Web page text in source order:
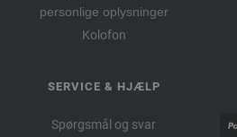
personlige oplysninger
Kolofon
SERVICE & HJÆLP
Spørgsmål og svar